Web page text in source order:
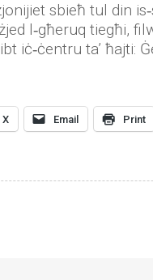
sbieħ tul din
l‑għeruq tiegħi,
iċ‑ċentru ta’ ħajti:
X Email Print